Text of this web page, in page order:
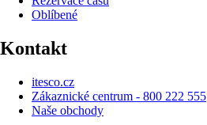
Oblíbené
Kontakt
itesco.cz
Zákaznické centrum - 800 222 555
Naše obchody